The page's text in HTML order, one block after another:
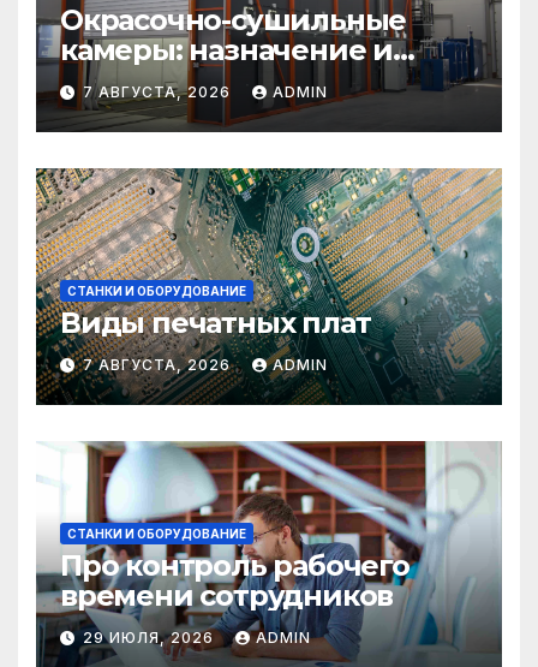
Окрасочно-сушильные
камеры: назначение и
области применения
7 АВГУСТА, 2026 ADMIN
СТАНКИ И ОБОРУДОВАНИЕ
Виды печатных плат
7 АВГУСТА, 2026 ADMIN
СТАНКИ И ОБОРУДОВАНИЕ
Про контроль рабочего
времени сотрудников
29 ИЮЛЯ, 2026 ADMIN